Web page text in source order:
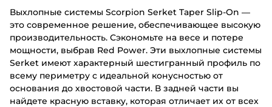
Выхлопные системы Scorpion Serket Taper Slip-On —
это современное решение, обеспечивающее высокую
производительность. Сэкономьте на весе и потере
мощности, выбрав Red Power. Эти выхлопные системы
Serket имеют характерный шестигранный профиль по
всему периметру с идеальной конусностью от
основания до хвостовой части. В задней части вы
найдете красную вставку, которая отличает их от всех